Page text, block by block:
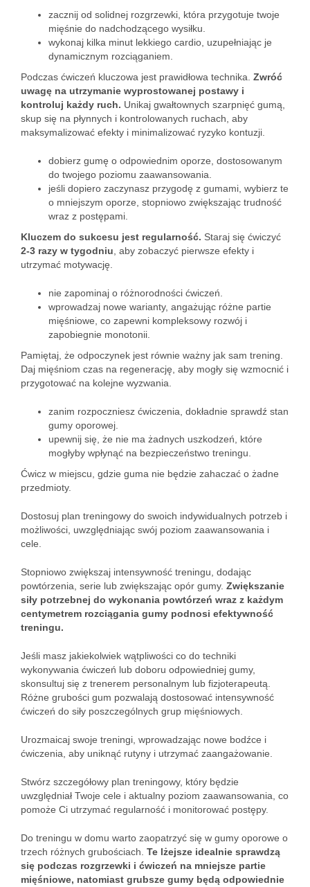
zacznij od solidnej rozgrzewki, która przygotuje twoje
mięśnie do nadchodzącego wysiłku.
wykonaj kilka minut lekkiego cardio, uzupełniając je
dynamicznym rozciąganiem.
Podczas ćwiczeń kluczowa jest prawidłowa technika. Zwróć
uwagę na utrzymanie wyprostowanej postawy i
kontroluj każdy ruch. Unikaj gwałtownych szarpnięć gumą,
skup się na płynnych i kontrolowanych ruchach, aby
maksymalizować efekty i minimalizować ryzyko kontuzji.
dobierz gumę o odpowiednim oporze, dostosowanym
do twojego poziomu zaawansowania.
jeśli dopiero zaczynasz przygodę z gumami, wybierz te
o mniejszym oporze, stopniowo zwiększając trudność
wraz z postępami.
Kluczem do sukcesu jest regularność. Staraj się ćwiczyć
2-3 razy w tygodniu , aby zobaczyć pierwsze efekty i
utrzymać motywację.
nie zapominaj o różnorodności ćwiczeń.
wprowadzaj nowe warianty, angażując różne partie
mięśniowe, co zapewni kompleksowy rozwój i
zapobiegnie monotonii.
Pamiętaj, że odpoczynek jest równie ważny jak sam trening.
Daj mięśniom czas na regenerację, aby mogły się wzmocnić i
przygotować na kolejne wyzwania.
zanim rozpoczniesz ćwiczenia, dokładnie sprawdź stan
gumy oporowej.
upewnij się, że nie ma żadnych uszkodzeń, które
mogłyby wpłynąć na bezpieczeństwo treningu.
Ćwicz w miejscu, gdzie guma nie będzie zahaczać o żadne
przedmioty.
Dostosuj plan treningowy do swoich indywidualnych potrzeb i
możliwości, uwzględniając swój poziom zaawansowania i
cele.
Stopniowo zwiększaj intensywność treningu, dodając
powtórzenia, serie lub zwiększając opór gumy. Zwiększanie
siły potrzebnej do wykonania powtórzeń wraz z każdym
centymetrem rozciągania gumy podnosi efektywność
treningu.
Jeśli masz jakiekolwiek wątpliwości co do techniki
wykonywania ćwiczeń lub doboru odpowiedniej gumy,
skonsultuj się z trenerem personalnym lub fizjoterapeutą.
Różne grubości gum pozwalają dostosować intensywność
ćwiczeń do siły poszczególnych grup mięśniowych.
Urozmaicaj swoje treningi, wprowadzając nowe bodźce i
ćwiczenia, aby uniknąć rutyny i utrzymać zaangażowanie.
Stwórz szczegółowy plan treningowy, który będzie
uwzględniał Twoje cele i aktualny poziom zaawansowania, co
pomoże Ci utrzymać regularność i monitorować postępy.
Do treningu w domu warto zaopatrzyć się w gumy oporowe o
trzech różnych grubościach. Te lżejsze idealnie sprawdzą
się podczas rozgrzewki i ćwiczeń na mniejsze partie
mięśniowe, natomiast grubsze gumy będą odpowiednie